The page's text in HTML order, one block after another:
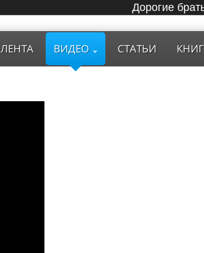
Дорогие
ЛЕНТА ВИДЕО СТАТЬИ